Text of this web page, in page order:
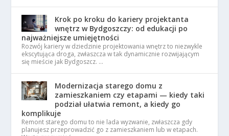
Krok po kroku do kariery projektanta
wnętrz w Bydgoszczy: od edukacji po
najważniejsze umiejętności
Rozwój kariery w dziedzinie projektowania wnętrz to niezwykle
ekscytująca droga, zwłaszcza w tak dynamicznie rozwijającym
się mieście jak Bydgoszcz. …
Modernizacja starego domu z
zamieszkaniem czy etapami — kiedy taki
podział ułatwia remont, a kiedy go
komplikuje
Remont starego domu to nie lada wyzwanie, zwłaszcza gdy
planujesz przeprowadzić go z zamieszkaniem lub w etapach.